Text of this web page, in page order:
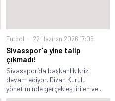
Futbol 22 Haziran 2026 17:06
Sivasspor’a yine talip
çıkmadı!
Sivasspor’da başkanlık krizi
devam ediyor. Divan Kurulu
yönetiminde gerçekleştirilen ve...